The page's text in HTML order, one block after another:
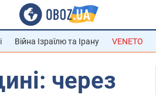
Війна Ізраїлю та Ірану VENETO
через